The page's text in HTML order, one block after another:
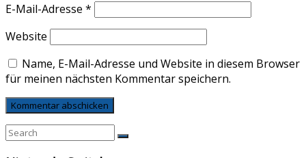
E-Mail-Adresse *
Website
Name, E-Mail-Adresse und Website in diesem Browser
für meinen nächsten Kommentar speichern.